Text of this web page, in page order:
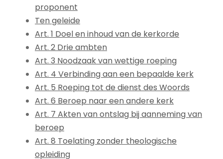
proponent
Ten geleide
Art. 1 Doel en inhoud van de kerkorde
Art. 2 Drie ambten
Art. 3 Noodzaak van wettige roeping
Art. 4 Verbinding aan een bepaalde kerk
Art. 5 Roeping tot de dienst des Woords
Art. 6 Beroep naar een andere kerk
Art. 7 Akten van ontslag bij aanneming van
beroep
Art. 8 Toelating zonder theologische
opleiding